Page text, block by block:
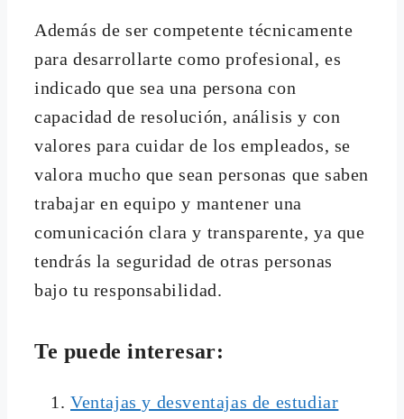
Además de ser competente técnicamente
para desarrollarte como profesional, es
indicado que sea una persona con
capacidad de resolución, análisis y con
valores para cuidar de los empleados, se
valora mucho que sean personas que saben
trabajar en equipo y mantener una
comunicación clara y transparente, ya que
tendrás la seguridad de otras personas
bajo tu responsabilidad.
Te puede interesar:
Ventajas y desventajas de estudiar